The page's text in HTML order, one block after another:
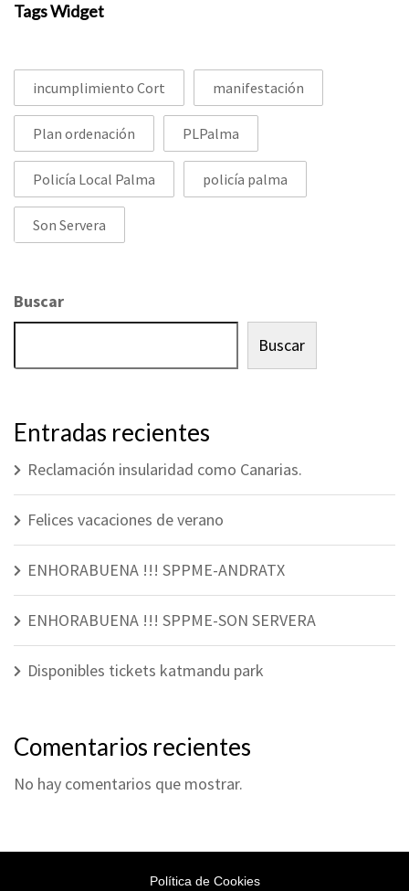
Tags Widget
incumplimiento Cort manifestación
Plan ordenación PLPalma
Policía Local Palma policía palma
Son Servera
Buscar
Buscar
Entradas recientes
Reclamación insularidad como Canarias.
Felices vacaciones de verano
ENHORABUENA !!! SPPME-ANDRATX
ENHORABUENA !!! SPPME-SON SERVERA
Disponibles tickets katmandu park
Comentarios recientes
No hay comentarios que mostrar.
Política de Cookies